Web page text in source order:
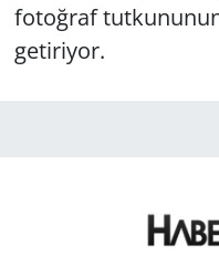
fotoğraf
getiriyor.